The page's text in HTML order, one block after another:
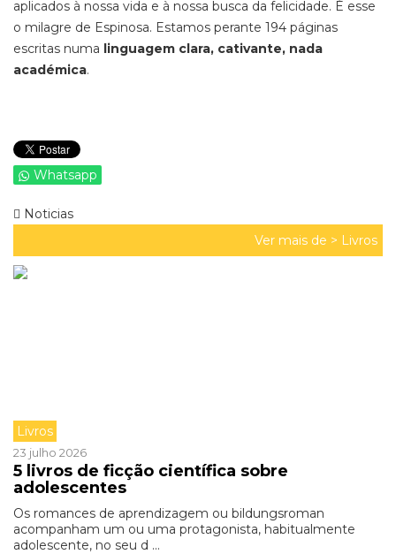
aplicados à nossa vida e à nossa busca da felicidade. É esse
o milagre de Espinosa. Estamos perante 194 páginas
escritas numa linguagem clara, cativante, nada
académica.
Whatsapp
Noticias
Ver mais de > Livros
Livros
23 julho 2026
5 livros de ficção científica sobre
adolescentes
Os romances de aprendizagem ou bildungsroman
acompanham um ou uma protagonista, habitualmente
adolescente, no seu d ...